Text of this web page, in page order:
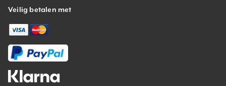
Veilig betalen met